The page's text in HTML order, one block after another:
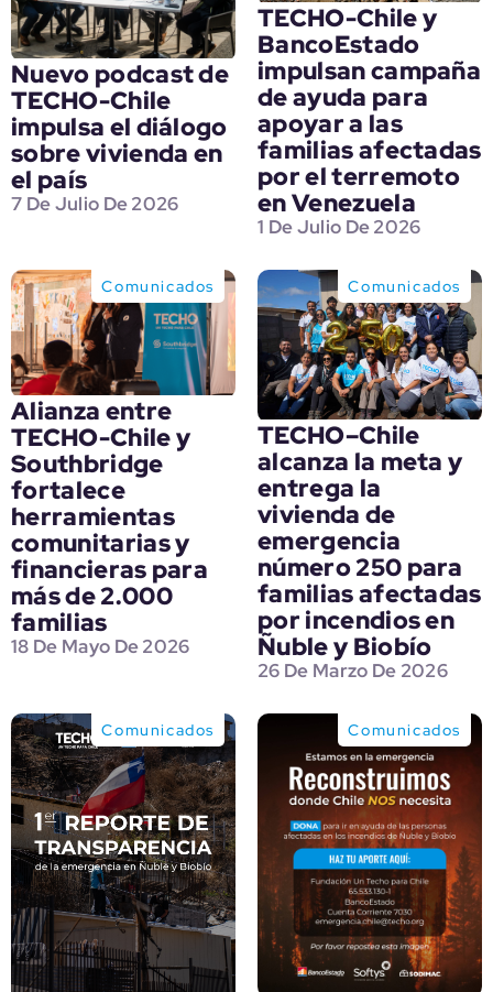
Nuevo podcast de
TECHO-Chile
impulsa el diálogo
sobre vivienda en
el país
7 De Julio De 2026
TECHO-Chile y
BancoEstado
impulsan campaña
de ayuda para
apoyar a las
familias afectadas
por el terremoto
en Venezuela
1 De Julio De 2026
Comunicados
Alianza entre
TECHO-Chile y
Southbridge
fortalece
herramientas
comunitarias y
financieras para
más de 2.000
familias
18 De Mayo De 2026
Comunicados
TECHO–Chile
alcanza la meta y
entrega la
vivienda de
emergencia
número 250 para
familias afectadas
por incendios en
Ñuble y Biobío
26 De Marzo De 2026
Comunicados Comunicados